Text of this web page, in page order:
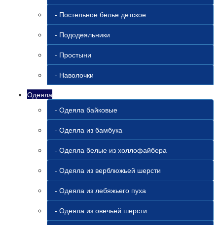
- Постельное белье детское
- Пододеяльники
- Простыни
- Наволочки
Одеяла
- Одеяла байковые
- Одеяла из бамбука
- Одеяла белые из холлофайбера
- Одеяла из верблюжьей шерсти
- Одеяла из лебяжьего пуха
- Одеяла из овечьей шерсти